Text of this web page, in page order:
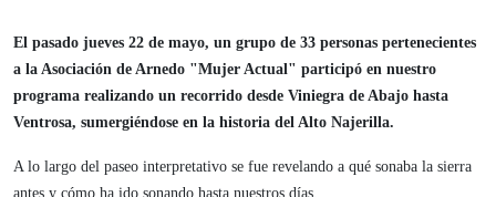
El pasado jueves 22 de mayo, un grupo de 33 personas pertenecientes
a la Asociación de Arnedo "Mujer Actual" participó en nuestro
programa realizando un recorrido desde Viniegra de Abajo hasta
Ventrosa, sumergiéndose en la historia del Alto Najerilla.
A lo largo del paseo interpretativo se fue revelando a qué sonaba la sierra
antes y cómo ha ido sonando hasta nuestros días.